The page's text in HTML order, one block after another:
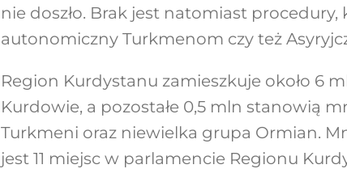
nie doszło. Brak jest natomiast procedury,
autonomiczny Turkmenom czy też
Region Kurdystanu zamieszkuje około 6
Kurdowie, a pozostałe 0,5 mln stanowią
Turkmeni oraz niewielka grupa Ormian.
jest 11 miejsc w parlamencie Regionu